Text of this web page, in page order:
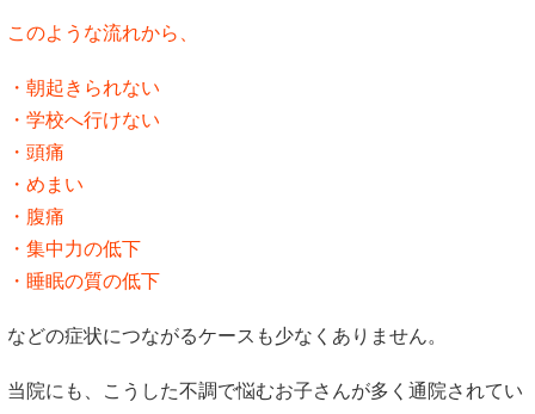
このような流れから、
・朝起きられない
・学校へ行けない
・頭痛
・めまい
・腹痛
・集中力の低下
・睡眠の質の低下
などの症状につながるケースも少なくありません。
当院にも、こうした不調で悩むお子さんが多く通院されてい